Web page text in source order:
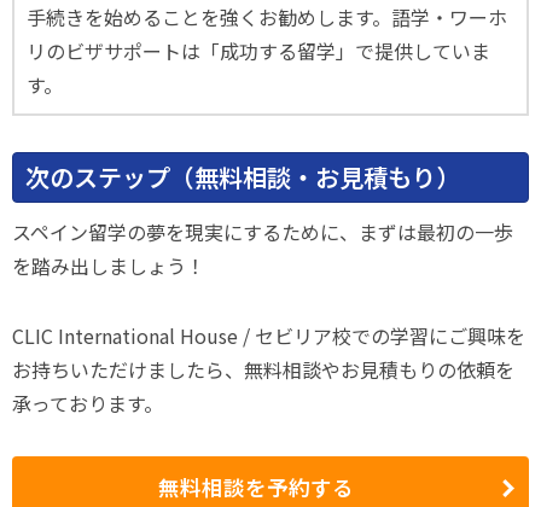
手続きを始めることを強くお勧めします。語学・ワーホ
リのビザサポートは「成功する留学」で提供していま
す。
次のステップ（無料相談・お見積もり）
スペイン留学の夢を現実にするために、まずは最初の一歩
を踏み出しましょう！
CLIC International House / セビリア校での学習にご興味を
お持ちいただけましたら、無料相談やお見積もりの依頼を
承っております。
無料相談を予約する